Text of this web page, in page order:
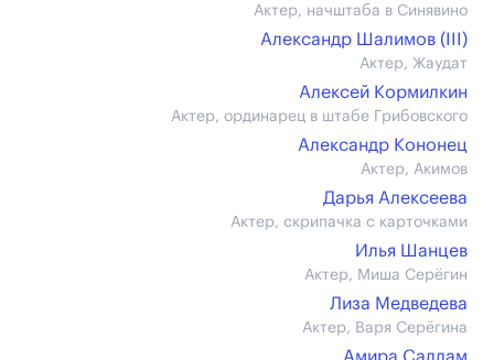
Актер, начштаба в Синявино
Александр Шалимов (III)
Актер, Жаудат
Алексей Кормилкин
Актер, ординарец в штабе Грибовского
Александр Кононец
Актер, Акимов
Дарья Алексеева
Актер, скрипачка с карточками
Илья Шанцев
Актер, Миша Серёгин
Лиза Медведева
Актер, Варя Серёгина